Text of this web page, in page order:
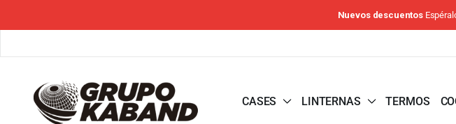
Nuevos descuentos
CASES LINTERNAS TERMOS